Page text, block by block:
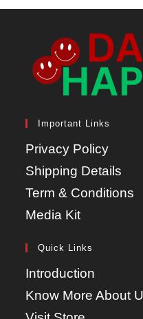
Important Links
Privacy Policy
Shipping Details
Term & Conditions
Media Kit
Quick Links
Introduction
Know More About